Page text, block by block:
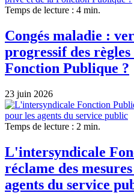
Temps de lecture : 4 min.
Congés maladie :
progressif des
Fonction Publique ?
23 juin 2026
Temps de lecture : 2 min.
L'intersyndicale
réclame des
agents du service